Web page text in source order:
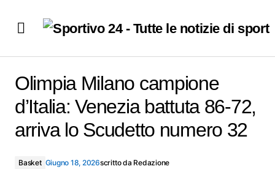
arriva lo Scudetto numero 32
Olimpia Milano campione
d’Italia: Venezia battuta 86-72,
arriva lo Scudetto numero 32
Basket Giugno 18, 2026scritto da Redazione